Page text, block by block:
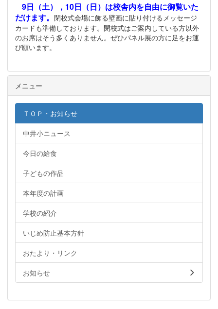
9日（土），10日（日）は校舎内を自由に御覧いた
だけます。 閉校式会場に飾る壁画に貼り付けるメッセージ
カードも準備しております。閉校式はご案内している方以外
のお席はそう多くありません。ぜひパネル展の方に足をお運
び願います。
メニュー
ＴＯＰ・お知らせ
中井小ニュース
今日の給食
子どもの作品
本年度の計画
学校の紹介
いじめ防止基本方針
おたより・リンク
お知らせ